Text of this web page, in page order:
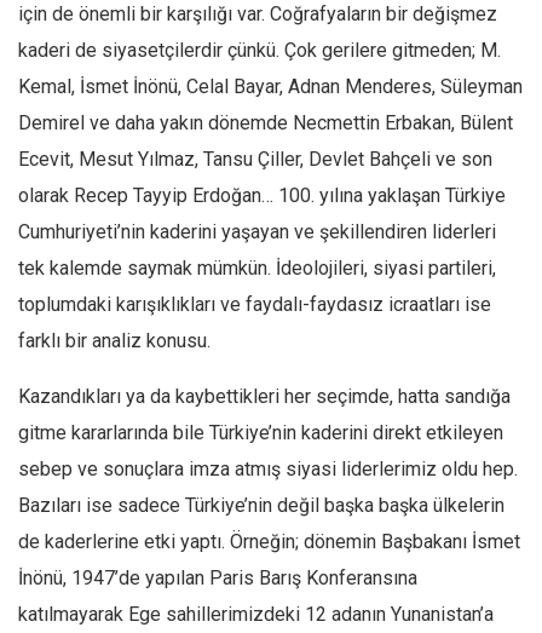
Instagram
YouTube
Editörden
Mahmut Toptaş
Yvonne Ridley
Barış Tarımcıoğlu
Ömer Kayani
Hasanali Yıldırım
Leyla Şerif Emin
Selçuk Türkyılmaz
Mehmet Ali Tekin
Abir E. Nahas
Amina S. Jenenkovic
için de önemli bir karşılığı var. Coğrafyaların bir değişmez
kaderi de siyasetçilerdir çünkü. Çok gerilere gitmeden; M.
Kemal, İsmet İnönü, Celal Bayar, Adnan Menderes, Süleyman
Demirel ve daha yakın dönemde Necmettin Erbakan, Bülent
Ecevit, Mesut Yılmaz, Tansu Çiller, Devlet Bahçeli ve son
olarak Recep Tayyip Erdoğan… 100. yılına yaklaşan Türkiye
Cumhuriyeti’nin kaderini yaşayan ve şekillendiren liderleri
tek kalemde saymak mümkün. İdeolojileri, siyasi partileri,
toplumdaki karışıklıkları ve faydalı-faydasız icraatları ise
farklı bir analiz konusu.
Kazandıkları ya da kaybettikleri her seçimde, hatta sandığa
gitme kararlarında bile Türkiye’nin kaderini direkt etkileyen
sebep ve sonuçlara imza atmış siyasi liderlerimiz oldu hep.
Bazıları ise sadece Türkiye’nin değil başka başka ülkelerin
de kaderlerine etki yaptı. Örneğin; dönemin Başbakanı İsmet
İnönü, 1947’de yapılan Paris Barış Konferansına
katılmayarak Ege sahillerimizdeki 12 adanın Yunanistan’a